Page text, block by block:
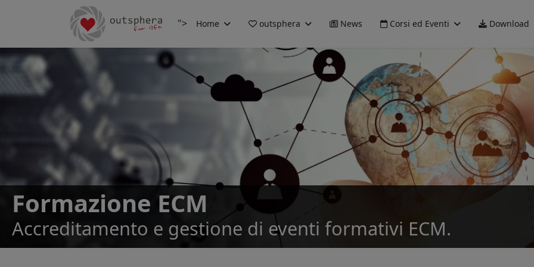
"> Home outsphera News Corsi ed Eventi Download
Formazione ECM
Accreditamento e gestione di eventi formativi ECM.